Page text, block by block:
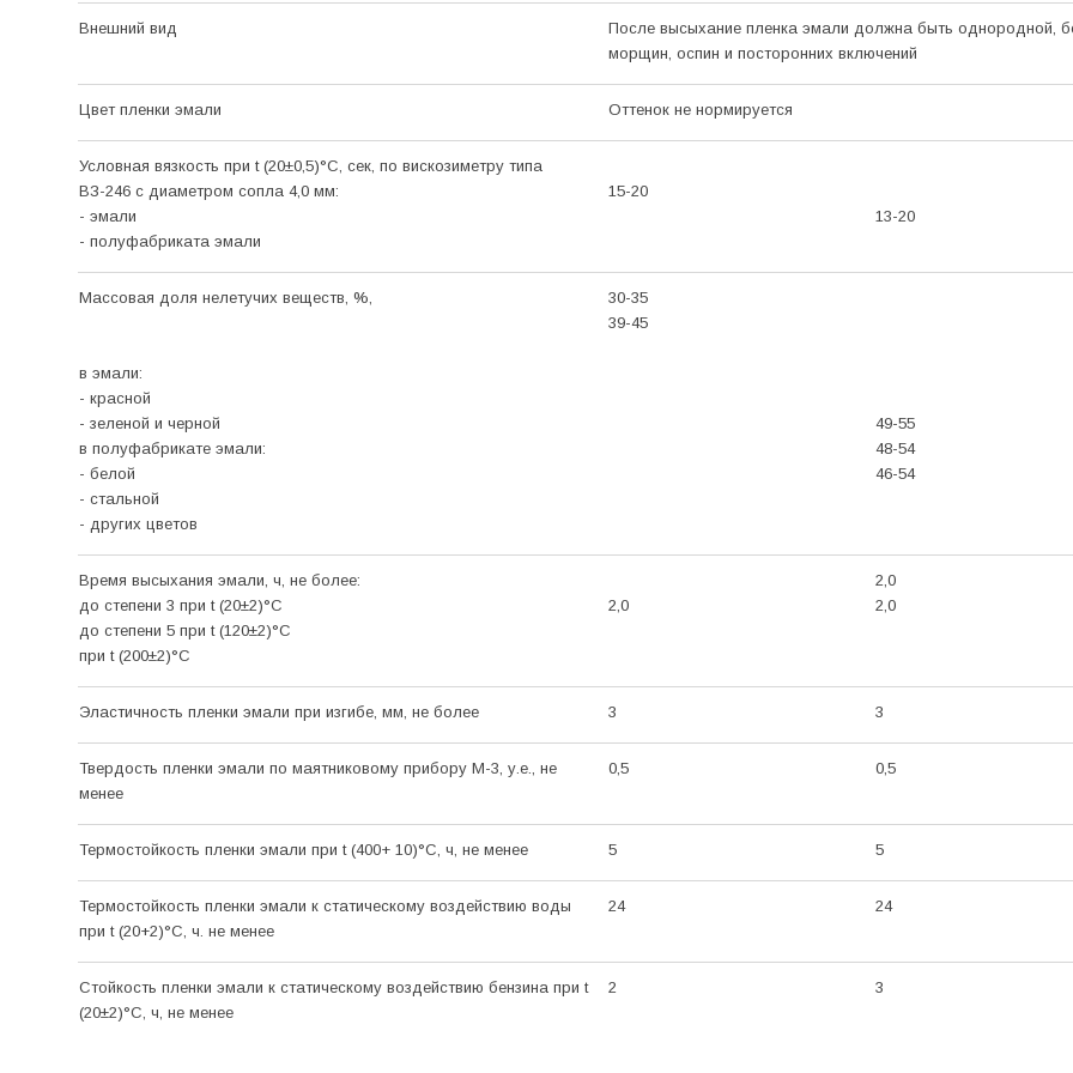
Внешний вид
После высыхание пленка эмали должна быть однородной,
морщин, оспин и посторонних включений
Цвет пленки эмали Оттенок не нормируется
Условная вязкость при t (20±0,5)°C, сек, по вискозиметру типа
ВЗ-246 с диаметром сопла 4,0 мм:
- эмали
- полуфабриката эмали
15-20
13-20
Массовая доля нелетучих веществ, %,
в эмали:
- красной
- зеленой и черной
в полуфабрикате эмали:
- белой
- стальной
- других цветов
30-35
39-45
49-55
48-54
46-54
Время высыхания эмали, ч, не более:
до степени 3 при t (20±2)°C
до степени 5 при t (120±2)°C
при t (200±2)°C
2,0
2,0
2,0
Эластичность пленки эмали при изгибе, мм, не более 3 3
Твердость пленки эмали по маятниковому прибору М-3, у.е., не
менее
0,5 0,5
Термостойкость пленки эмали при t (400+ 10)°C, ч, не менее 5 5
Термостойкость пленки эмали к статическому воздействию воды
при t (20+2)°С, ч. не менее
24 24
Стойкость пленки эмали к статическому воздействию бензина при t
(20±2)°C, ч, не менее
2 3